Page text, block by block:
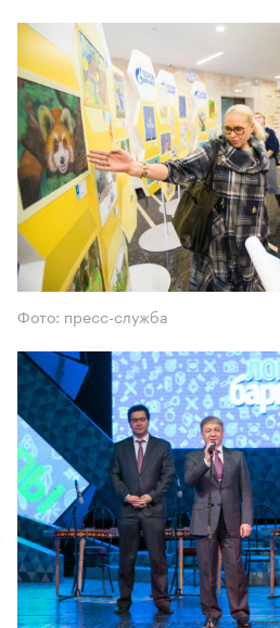
Фото: пресс-служба